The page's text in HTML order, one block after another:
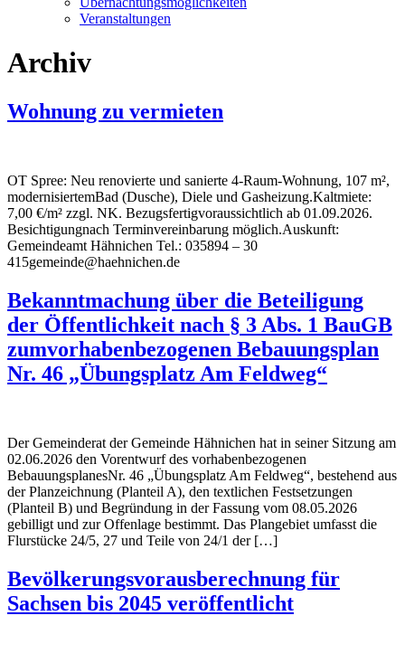
Veranstaltungen
Archiv
Wohnung zu vermieten
OT Spree: Neu renovierte und sanierte 4-Raum-Wohnung, 107 m²,
modernisiertemBad (Dusche), Diele und Gasheizung.Kaltmiete:
7,00 €/m² zzgl. NK. Bezugsfertigvoraussichtlich ab 01.09.2026.
Besichtigungnach Terminvereinbarung möglich.Auskunft:
Gemeindeamt Hähnichen Tel.: 035894 – 30
415gemeinde@haehnichen.de
Bekanntmachung über die Beteiligung
der Öffentlichkeit nach § 3 Abs. 1 BauGB
zumvorhabenbezogenen Bebauungsplan
Nr. 46 „Übungsplatz Am Feldweg“
Der Gemeinderat der Gemeinde Hähnichen hat in seiner Sitzung am
02.06.2026 den Vorentwurf des vorhabenbezogenen
BebauungsplanesNr. 46 „Übungsplatz Am Feldweg“, bestehend aus
der Planzeichnung (Planteil A), den textlichen Festsetzungen
(Planteil B) und Begründung in der Fassung vom 08.05.2026
gebilligt und zur Offenlage bestimmt. Das Plangebiet umfasst die
Flurstücke 24/5, 27 und Teile von 24/1 der […]
Bevölkerungsvorausberechnung für
Sachsen bis 2045 veröffentlicht